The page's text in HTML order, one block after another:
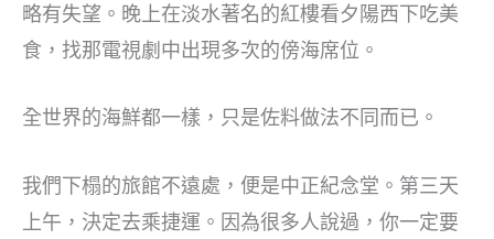
略有失望。晚上在淡水著名的紅樓看夕陽西下吃美
食，找那電視劇中出現多次的傍海席位。
全世界的海鮮都一樣，只是佐料做法不同而已。
我們下榻的旅館不遠處，便是中正紀念堂。第三天
上午，決定去乘捷運。因為很多人說過，你一定要